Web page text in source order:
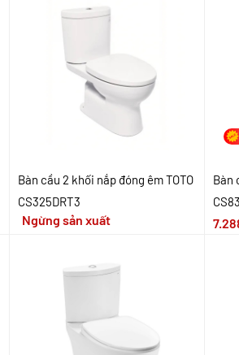
Bàn cầu 2 khối nắp đóng êm TOTO
CS325DRT3
Ngừng sản xuất
Bàn